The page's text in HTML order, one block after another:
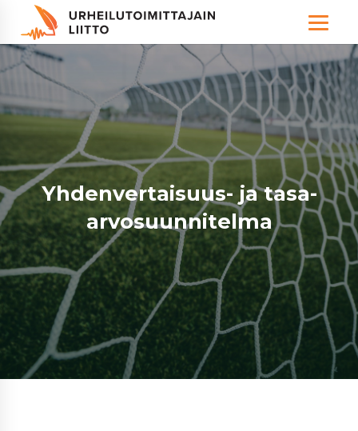
Hallitus
Valiokunnat
Paikalliskerhot
Säännöt
Urheilujournalismin palkitut
Koulutukset
Yhdenvertaisuus- ja tasa-arvosuunnitelma
Yhdenvertaisuus- ja tasa-
arvosuunnitelma